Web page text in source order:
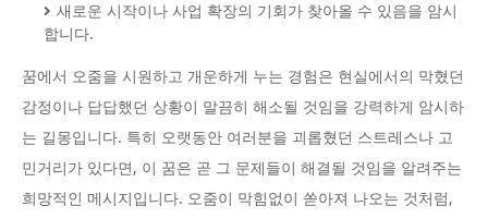
새로운 시작이나 사업 확장의 기회가 찾아올 수 있음을 암시
합니다.
꿈에서 오줌을 시원하고 개운하게 누는 경험은 현실에서의 막혔던
감정이나 답답했던 상황이 말끔히 해소될 것임을 강력하게 암시하
는 길몽입니다. 특히 오랫동안 여러분을 괴롭혔던 스트레스나 고
민거리가 있다면, 이 꿈은 곧 그 문제들이 해결될 것임을 알려주는
희망적인 메시지입니다. 오줌이 막힘없이 쏟아져 나오는 것처럼,